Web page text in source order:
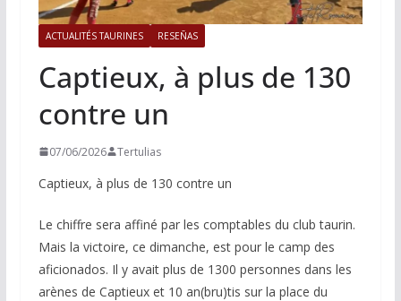
ACTUALITÉS TAURINES RESEÑAS
Captieux, à plus de 130
contre un
07/06/2026 Tertulias
Captieux, à plus de 130 contre un
Le chiffre sera affiné par les comptables du club taurin.
Mais la victoire, ce dimanche, est pour le camp des
aficionados. Il y avait plus de 1300 personnes dans les
arènes de Captieux et 10 an(bru)tis sur la place du